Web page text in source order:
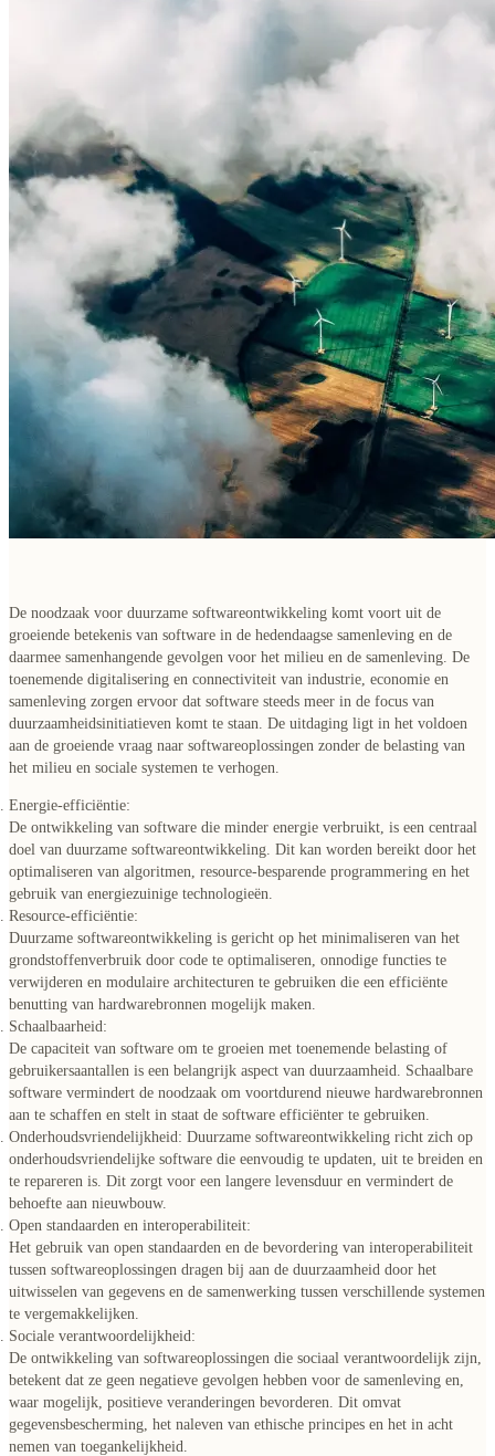
De noodzaak voor duurzame softwareontwikkeling komt voort uit de
groeiende betekenis van software in de hedendaagse samenleving en de
daarmee samenhangende gevolgen voor het milieu en de samenleving. De
toenemende digitalisering en connectiviteit van industrie, economie en
samenleving zorgen ervoor dat software steeds meer in de focus van
duurzaamheidsinitiatieven komt te staan. De uitdaging ligt in het voldoen
aan de groeiende vraag naar softwareoplossingen zonder de belasting van
het milieu en sociale systemen te verhogen
Energie-efficiëntie:
De ontwikkeling van software die minder energie verbruikt, is een centraal
doel van duurzame softwareontwikkeling. Dit kan worden bereikt door het
optimaliseren van algoritmen, resource-besparende programmering en het
gebruik van energiezuinige technologieën.
Resource-efficiëntie:
Duurzame softwareontwikkeling is gericht op het minimaliseren van het
grondstoffenverbruik door code te optimaliseren, onnodige functies te
verwijderen en modulaire architecturen te gebruiken die een efficiënte
benutting van hardwarebronnen mogelijk maken.
Schaalbaarheid:
De capaciteit van software om te groeien met toenemende belasting of
gebruikersaantallen is een belangrijk aspect van duurzaamheid. Schaalbare
software vermindert de noodzaak om voortdurend nieuwe hardwarebronnen
aan te schaffen en stelt in staat de software efficiënter te gebruiken.
Onderhoudsvriendelijkheid: Duurzame softwareontwikkeling richt zich op
onderhoudsvriendelijke software die eenvoudig te updaten, uit te breiden en
te repareren is. Dit zorgt voor een langere levensduur en vermindert de
behoefte aan nieuwbouw.
Open standaarden en interoperabiliteit:
Het gebruik van open standaarden en de bevordering van interoperabiliteit
tussen softwareoplossingen dragen bij aan de duurzaamheid door het
uitwisselen van gegevens en de samenwerking tussen verschillende systemen
te vergemakkelijken.
Sociale verantwoordelijkheid:
De ontwikkeling van softwareoplossingen die sociaal verantwoordelijk zijn,
betekent dat ze geen negatieve gevolgen hebben voor de samenleving en,
waar mogelijk, positieve veranderingen bevorderen. Dit omvat
gegevensbescherming, het naleven van ethische principes en het in acht
nemen van toegankelijkheid.